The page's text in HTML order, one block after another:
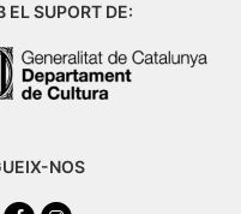
EL SUPORT DE:
NOS